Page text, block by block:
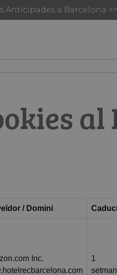
Anticipades a Barcelona >>
/ Domini
Inc.
1